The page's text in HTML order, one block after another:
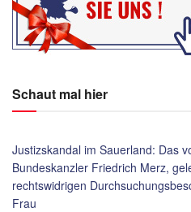
Schaut mal hier
Justizskandal im Sauerland: Das
Bundeskanzler Friedrich Merz,
rechtswidrigen
Frau